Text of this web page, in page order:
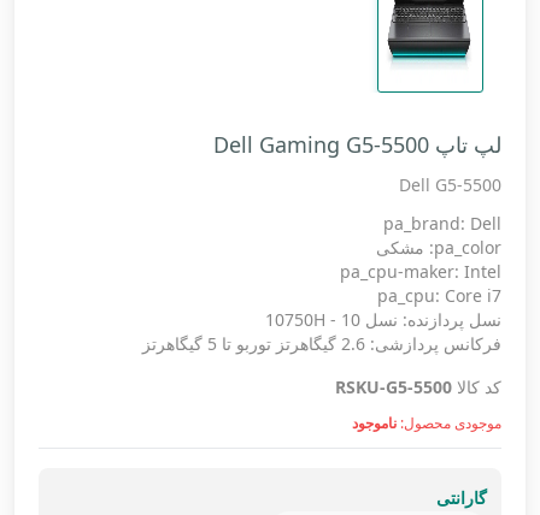
لپ تاپ Dell Gaming G5-5500
Dell G5-5500
pa_brand: Dell
pa_color: مشکی
pa_cpu-maker: Intel
pa_cpu: Core i7
نسل پردازنده: نسل 10 - 10750H
فرکانس پردازشی: 2.6 گیگاهرتز توربو تا 5 گیگاهرتز
کد کالا RSKU-G5-5500
موجودی محصول: ناموجود
گارانتی